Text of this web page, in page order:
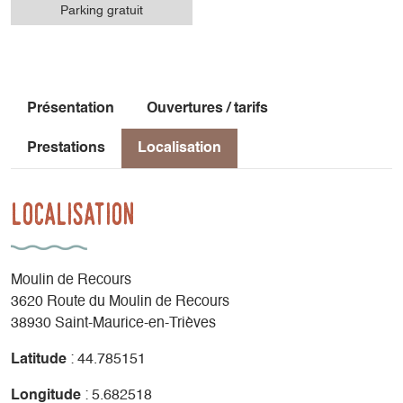
Parking gratuit
Présentation Ouvertures / tarifs
Prestations Localisation
Localisation
Moulin de Recours
3620 Route du Moulin de Recours
38930 Saint-Maurice-en-Trièves
Latitude : 44.785151
Longitude : 5.682518